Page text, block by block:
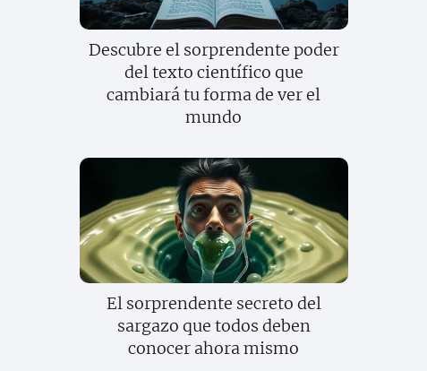
Descubre el sorprendente poder
del texto científico que
cambiará tu forma de ver el
mundo
El sorprendente secreto del
sargazo que todos deben
conocer ahora mismo